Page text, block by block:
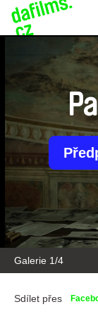
Galerie 2/4
Sdílet přes